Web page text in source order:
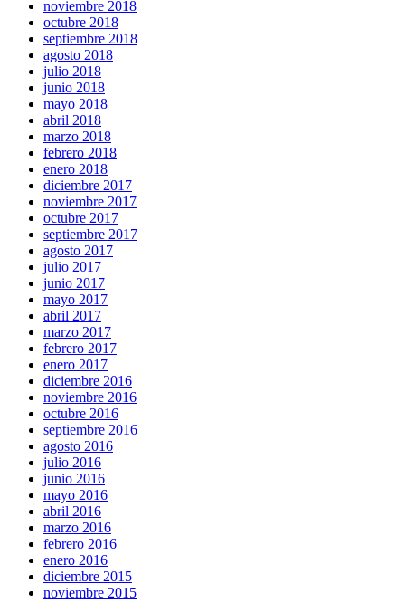
noviembre 2018
octubre 2018
septiembre 2018
agosto 2018
julio 2018
junio 2018
mayo 2018
abril 2018
marzo 2018
febrero 2018
enero 2018
diciembre 2017
noviembre 2017
octubre 2017
septiembre 2017
agosto 2017
julio 2017
junio 2017
mayo 2017
abril 2017
marzo 2017
febrero 2017
enero 2017
diciembre 2016
noviembre 2016
octubre 2016
septiembre 2016
agosto 2016
julio 2016
junio 2016
mayo 2016
abril 2016
marzo 2016
febrero 2016
enero 2016
diciembre 2015
noviembre 2015